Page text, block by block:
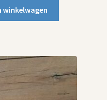
winkelwagen